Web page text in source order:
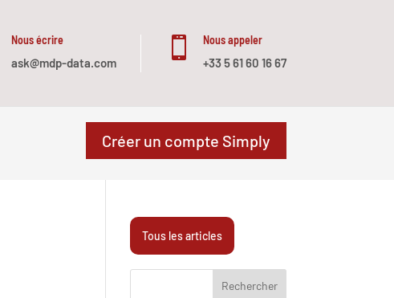
Nous écrire
ask@mdp-data.com
 Nous appeler
+33 5 61 60 16 67
Créer un compte Simply
Tous les articles
Rechercher